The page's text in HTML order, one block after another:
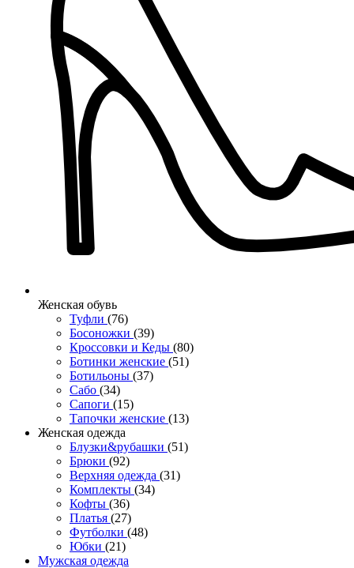
Женcкая обувь
Туфли (76)
Босоножки (39)
Кроссовки и Кеды (80)
Ботинки женские (51)
Ботильоны (37)
Сабо (34)
Сапоги (15)
Тапочки женские (13)
Женская одежда
Блузки&рубашки (51)
Брюки (92)
Верхняя одежда (31)
Комплекты (34)
Кофты (36)
Платья (27)
Футболки (48)
Юбки (21)
Мужская одежда